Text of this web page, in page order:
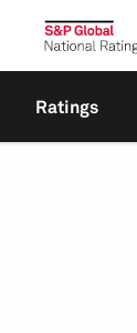
Ratings